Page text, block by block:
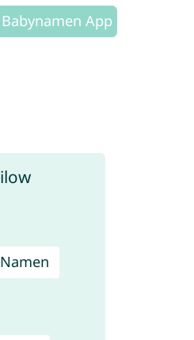
Babynamen App
Namen